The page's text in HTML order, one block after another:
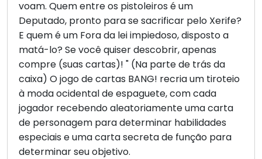
voam. Quem entre os pistoleiros é um
Deputado, pronto para se sacrificar pelo Xerife?
E quem é um Fora da lei impiedoso, disposto a
matá-lo? Se você quiser descobrir, apenas
compre (suas cartas)! " (Na parte de trás da
caixa) O jogo de cartas BANG! recria um tiroteio
à moda ocidental de espaguete, com cada
jogador recebendo aleatoriamente uma carta
de personagem para determinar habilidades
especiais e uma carta secreta de função para
determinar seu objetivo.